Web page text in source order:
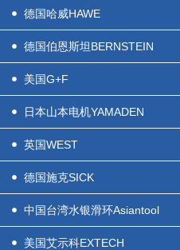
德国哈威HAWE
德国伯恩斯坦BERNSTEIN
美国G+F
日本山本电机YAMADEN
英国WEST
德国施克SICK
中国台湾水银滑环Asiantool
美国艾示科EXTECH